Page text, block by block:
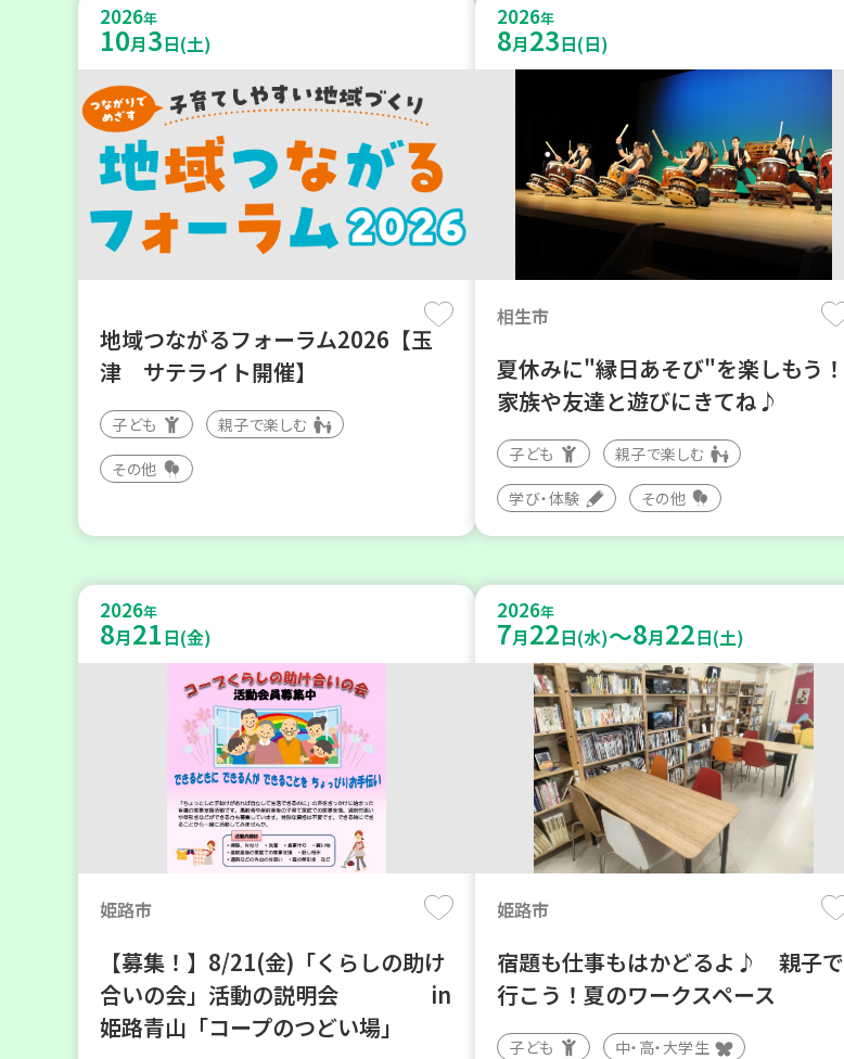
2026年
10月3日(土)
地域つながるフォーラム2026【玉
津 サテライト開催】
子ども 親子で楽しむ
その他
2026年
8月23日(日)
相生市
夏休みに"縁日あそび"を楽しもう！
家族や友達と遊びにきてね♪
子ども 親子で楽しむ
学び・体験 その他
2026年
8月21日(金)
姫路市
【募集！】8/21(金)「くらしの助け
合いの会」活動の説明会 in
姫路青山「コープのつどい場」
2026年
7月22日(水)～8月22日(土)
姫路市
宿題も仕事もはかどるよ♪ 親子で
行こう！夏のワークスペース
子ども 中・高・大学生